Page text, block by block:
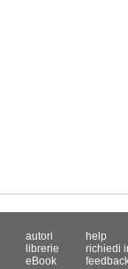
autori
librerie
eBook
help
richiedi